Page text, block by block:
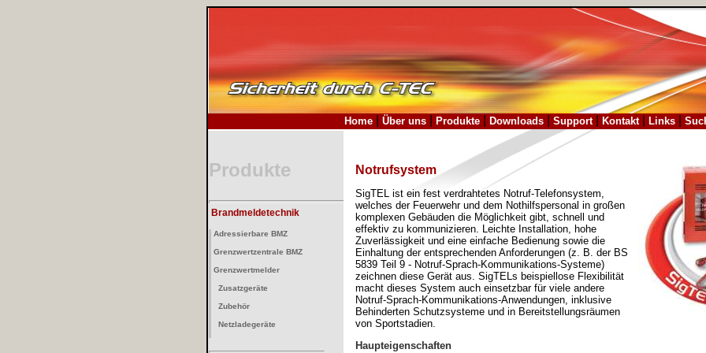
Home| Über uns| Produkte| Downloads| Support| Kontakt| Links|
Produkte
Brandmeldetechnik
Adressierbare BMZ
Grenzwertzentrale BMZ
Grenzwertmelder
Zusatzgeräte
Zubehör
Netzladegeräte
Notrufsystem
SigTEL ist ein fest verdrahtetes Notruf-Telefonsystem,
welches der Feuerwehr und dem Nothilfspersonal in großen
komplexen Gebäuden die Möglichkeit gibt, schnell und
effektiv zu kommunizieren. Leichte Installation, hohe
Zuverlässigkeit und eine einfache Bedienung sowie die
Einhaltung der entsprechenden Anforderungen (z. B. der BS
5839 Teil 9 - Notruf-Sprach-Kommunikations-Systeme)
zeichnen diese Gerät aus. SigTELs beispiellose Flexibilität
macht dieses System auch einsetzbar für viele andere
Notruf-Sprach-Kommunikations-Anwendungen, inklusive
Behinderten Schutzsysteme und in Bereitstellungsräumen
von Sportstadien.
Haupteigenschaften